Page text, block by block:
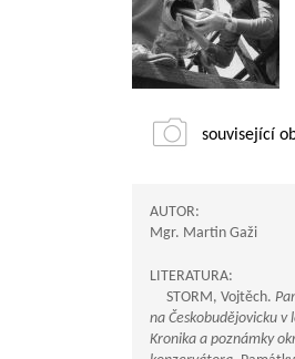
související
AUTOR:
Mgr. Martin Gaži
LITERATURA:
STORM, Vojtěch.
na Českobudějovicku v
Kronika a poznámky